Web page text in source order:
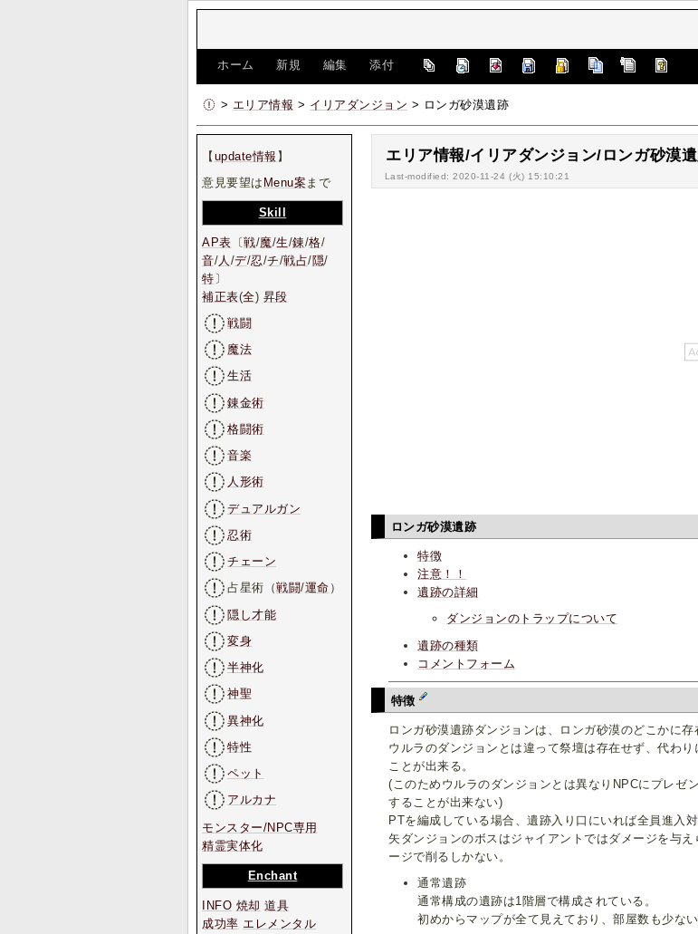
ホーム 新規 編集 添付
> エリア情報 > イリアダンジョン > ロンガ砂漠遺跡
エリア情報/イリアダンジョン/ロンガ砂漠
Last-modified: 2020-11-24 (火) 15:10:21
ロンガ砂漠遺跡
特徴
注意！！
遺跡の詳細
ダンジョンのトラップについて
遺跡の種類
コメントフォーム
特徴
ロンガ砂漠遺跡ダンジョンは、ロンガ砂漠のどこかに存
ウルラのダンジョンとは違って祭壇は存在せず、代わ
ことが出来る。
(このためウルラのダンジョンとは異なりNPCにプレゼ
することが出来ない)
PTを編成している場合、遺跡入り口にいれば全員進入対
矢ダンジョンのボスはジャイアントではダメージを与
ージで削るしかない。
通常遺跡
通常構成の遺跡は1階層で構成されている。
初めからマップが全て見えており、部屋数も少な
【update情報 】
意見要望は Menu案 まで
Skill
AP表 〔戦/魔/生/錬/格/
音/ 人 /デ/忍/チ/戦占/隠/
特 〕
補正表(全) 昇段
戦闘
魔法
生活
錬金術
格闘術
音楽
人形術
デュアルガン
忍術
チェーン
占星術（戦闘/運命 ）
隠し才能
変身
半神化
神聖
異神化
特性
ペット
アルカナ
モンスター/NPC専用
精霊実体化
Enchant
INFO 焼却 道具
成功率 エレメンタル